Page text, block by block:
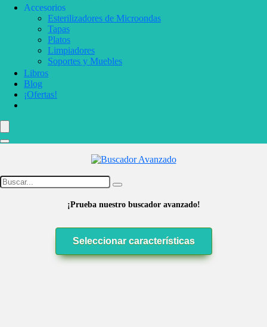
Accesorios
Esterilizadores de Microondas
Tapas
Platos
Limpiadores
Soportes y Muebles
Libros
Blog
¡Ofertas!
¡Prueba nuestro buscador avanzado!
Seleccionar características